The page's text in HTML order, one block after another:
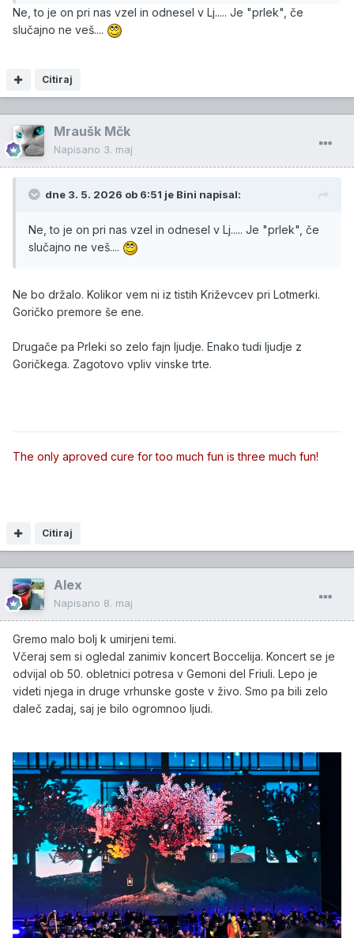
Ne, to je on pri nas vzel in odnesel v Lj..... Je "prlek", če
slučajno ne veš....
Citiraj
Mraušk Mčk
Napisano 3. maj
dne 3. 5. 2026 ob 6:51 je Bini napisal:
Ne, to je on pri nas vzel in odnesel v Lj..... Je "prlek", če
slučajno ne veš....
Ne bo držalo. Kolikor vem ni iz tistih Križevcev pri Lotmerki.
Goričko premore še ene.
Drugače pa Prleki so zelo fajn ljudje. Enako tudi ljudje z
Goričkega. Zagotovo vpliv vinske trte.
Citiraj
The only aproved cure for too much fun is three much fun!
Alex
Napisano 8. maj
Gremo malo bolj k umirjeni temi.
Včeraj sem si ogledal zanimiv koncert Boccelija. Koncert se je
odvijal ob 50. obletnici potresa v Gemoni del Friuli. Lepo je
videti njega in druge vrhunske goste v živo. Smo pa bili zelo
daleč zadaj, saj je bilo ogromnoo ljudi.